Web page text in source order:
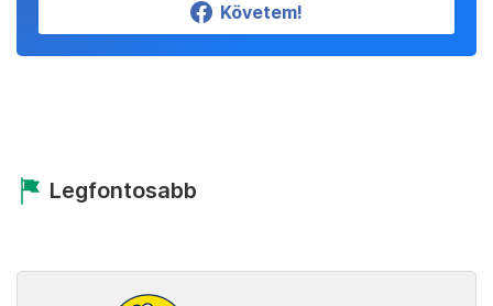
Követem!
Legfontosabb